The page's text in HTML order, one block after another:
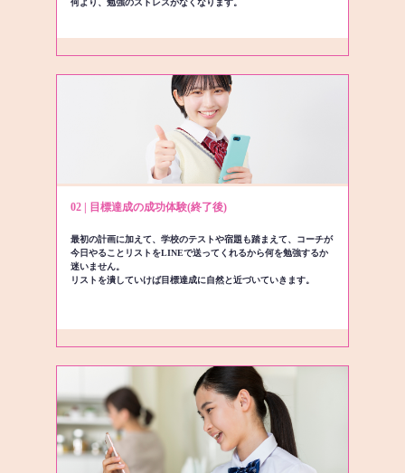
02 | 目標達成の成功体験(終了後)
最初の計画に加えて、学校のテストや宿題も踏まえて、コーチが
今日やることリストをLINEで送ってくれるから何を勉強するか
迷いません。
リストを潰していけば目標達成に自然と近づいていきます。